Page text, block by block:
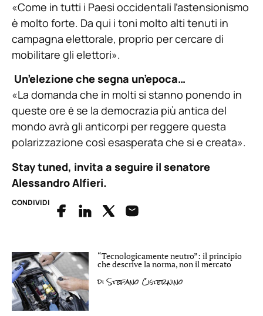
«Come in tutti i Paesi occidentali l’astensionismo
è molto forte. Da qui i toni molto alti tenuti in
campagna elettorale, proprio per cercare di
mobilitare gli elettori».
Un’elezione che segna un’epoca…
«La domanda che in molti si stanno ponendo in
queste ore ė se la democrazia più antica del
mondo avrà gli anticorpi per reggere questa
polarizzazione così esasperata che si e creata».
Stay tuned, invita a seguire il senatore
Alessandro Alfieri.
CONDIVIDI
“Tecnologicamente neutro”: il principio
che descrive la norma, non il mercato
diStefano Cisternino